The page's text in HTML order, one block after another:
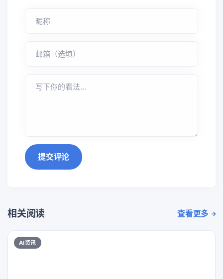
提交评论
相关阅读 查看更多
AI资讯